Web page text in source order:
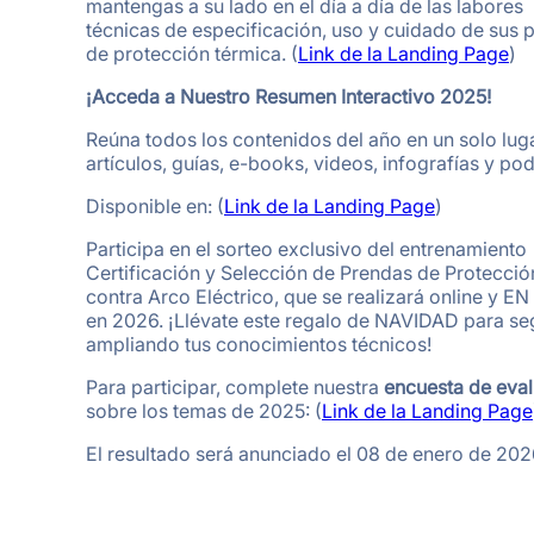
mantengas a su lado en el día a día de las labores
técnicas de especificación, uso y cuidado de sus
de protección térmica. (Link de la Landing Page)
¡Acceda a Nuestro Resumen Interactivo 2025!
Reúna todos los contenidos del año en un solo
artículos, guías, e-books, videos, infografías y
Disponible en: (Link de la Landing Page)
Participa en el sorteo exclusivo del entrenamiento
Certificación y Selección de Prendas de
contra Arco Eléctrico, que se realizará online y EN
en 2026. ¡Llévate este regalo de NAVIDAD para
ampliando tus conocimientos técnicos!
Para participar, complete nuestra encuesta de
sobre los temas de 2025: (Link de la Landing Page
El resultado será anunciado el 08 de enero de